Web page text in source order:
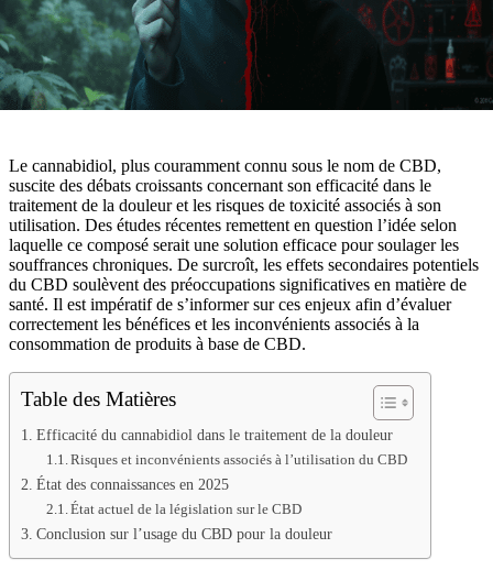
Le cannabidiol, plus couramment connu sous le nom de CBD,
suscite des débats croissants concernant son efficacité dans le
traitement de la douleur et les risques de toxicité associés à son
utilisation. Des études récentes remettent en question l’idée selon
laquelle ce composé serait une solution efficace pour soulager les
souffrances chroniques. De surcroît, les effets secondaires potentiels
du CBD soulèvent des préoccupations significatives en matière de
santé. Il est impératif de s’informer sur ces enjeux afin d’évaluer
correctement les bénéfices et les inconvénients associés à la
consommation de produits à base de CBD.
Table des Matières
Efficacité du cannabidiol dans le traitement de la douleur
Risques et inconvénients associés à l’utilisation du CBD
État des connaissances en 2025
État actuel de la législation sur le CBD
Conclusion sur l’usage du CBD pour la douleur